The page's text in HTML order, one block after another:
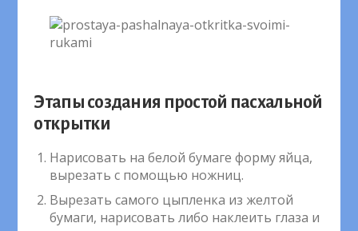
Этапы создания простой пасхальной
открытки
Нарисовать на белой бумаге форму яйца,
вырезать с помощью ножниц.
Вырезать самого цыпленка из желтой
бумаги, нарисовать либо наклеить глаза и